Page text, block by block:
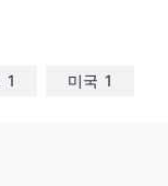
1 미국 1